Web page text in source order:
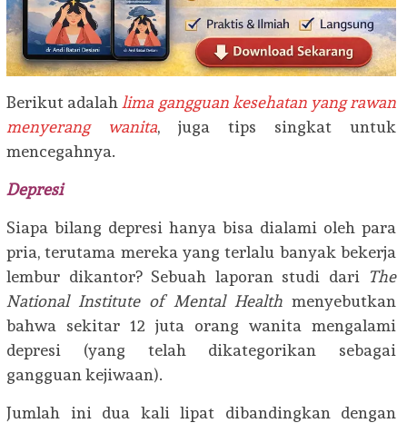
Berikut adalah lima gangguan kesehatan yang rawan
menyerang wanita, juga tips singkat untuk
mencegahnya.
Depresi
Siapa bilang depresi hanya bisa dialami oleh para
pria, terutama mereka yang terlalu banyak bekerja
lembur dikantor? Sebuah laporan studi dari
The
National Institute of Mental Health menyebutkan
bahwa sekitar 12 juta orang wanita mengalami
depresi (yang telah dikategorikan sebagai
gangguan kejiwaan).
Jumlah ini dua kali lipat dibandingkan dengan